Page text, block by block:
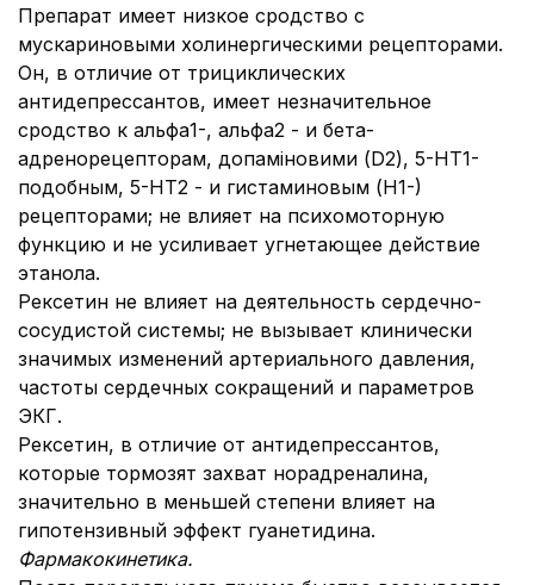
Препарат имеет низкое сродство с
мускариновыми холинергическими рецепторами.
Он, в отличие от трициклических
антидепрессантов, имеет незначительное
сродство к альфа1-, альфа2 - и бета-
адренорецепторам, допаміновими (D2), 5-НТ1-
подобным, 5-НТ2 - и гистаминовым (Н1-)
рецепторами; не влияет на психомоторную
функцию и не усиливает угнетающее действие
этанола.
Рексетин не влияет на деятельность сердечно-
сосудистой системы; не вызывает клинически
значимых изменений артериального давления,
частоты сердечных сокращений и параметров
ЭКГ.
Рексетин, в отличие от антидепрессантов,
которые тормозят захват норадреналина,
значительно в меньшей степени влияет на
гипотензивный эффект гуанетидина.
Фармакокинетика.